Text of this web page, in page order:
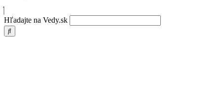
Hľadajte na Vedy.sk